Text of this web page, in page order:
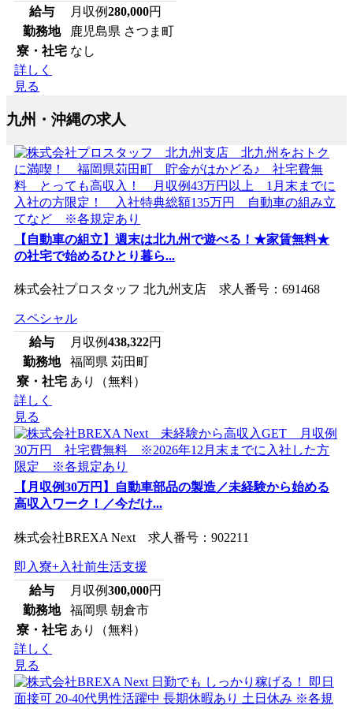
給与 月収例280,000円
勤務地
鹿児島県 さつま町
寮・社宅 なし
詳しく
見る
九州・沖縄の求人
【自動車の組立】週末は北九州で遊べる！★家賃無料★
の社宅で始めるひとり暮ら...
株式会社プロスタッフ 北九州支店 求人番号：691468
スペシャル
給与
月収例438,322円
勤務地
福岡県 苅田町
寮・社宅 あり（無料）
詳しく
見る
【月収例30万円】自動車部品の製造／未経験から始める
高収入ワーク！／今だけ...
株式会社BREXA Next 求人番号：902211
即入寮+入社前生活支援
給与
月収例300,000円
勤務地
福岡県 朝倉市
寮・社宅 あり（無料）
詳しく
見る